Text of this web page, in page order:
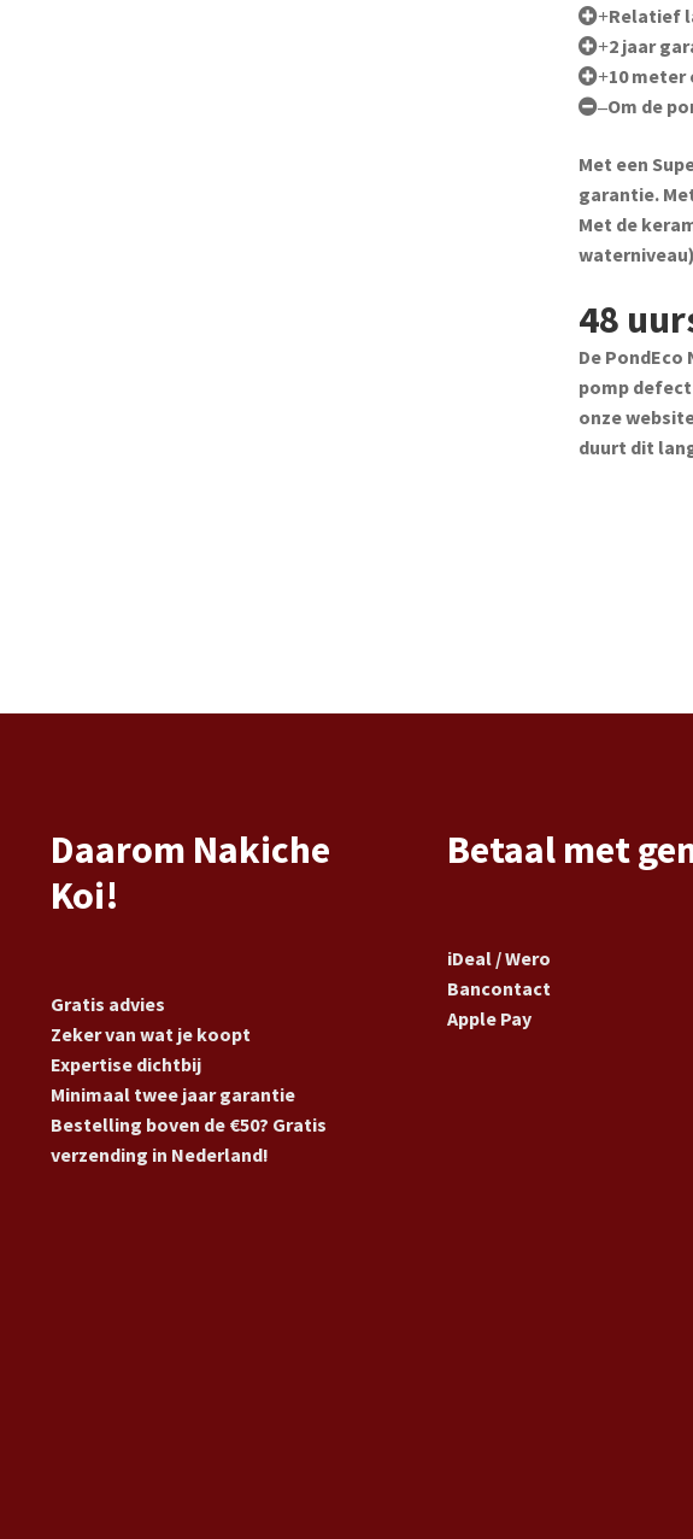
+Relatief
+2 jaar
+10
–Om de
Met een
garantie.
Met de
48
De
pomp
onze
duurt dit
Daarom Nakiche
Koi!
Gratis advies
Zeker van wat je koopt
Expertise dichtbij
Minimaal twee jaar garantie
Bestelling boven de €50? Gratis
verzending in Nederland!
Betaal met
iDeal / Wero
Bancontact
Apple Pay